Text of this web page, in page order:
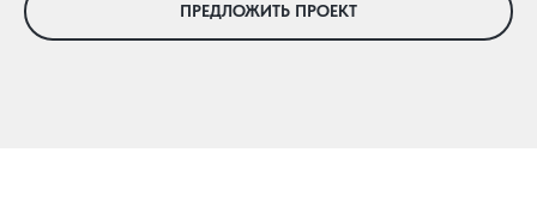
ПРЕДЛОЖИТЬ ПРОЕКТ